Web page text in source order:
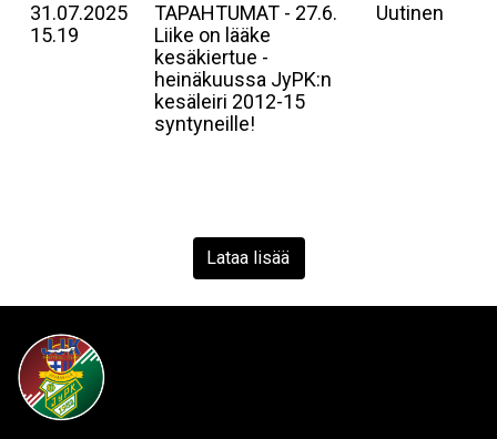
31.07.2025
15.19
TAPAHTUMAT - 27.6.
Liike on lääke
kesäkiertue -
heinäkuussa JyPK:n
kesäleiri 2012-15
syntyneille!
Uutinen
Lataa lisää